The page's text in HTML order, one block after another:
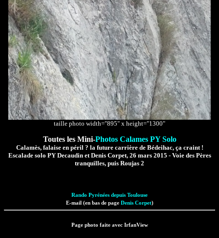
taille photo width="895" x height="1300"
Toutes les Mini-Photos Calames PY Solo
Calamès, falaise en péril ? la future carrière de Bédeihac, ça craint !
Escalade solo PY Decaudin et Denis Corpet, 26 mars 2015 - Voie des Pères
tranquilles, puis Roujas 2
Rando Pyrénées depuis Toulouse
E-mail (en bas de page Denis Corpet)
Page photo faite avec IrfanView